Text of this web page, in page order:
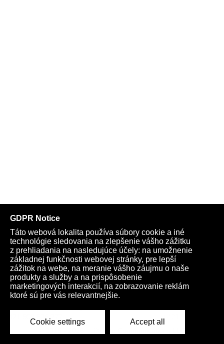
Telegram Youtube Facebook
Archív
Obchod
TV Kardio Podporte nás
Všeobecné podmienky
+421 908 936 277
+421 950 661 116